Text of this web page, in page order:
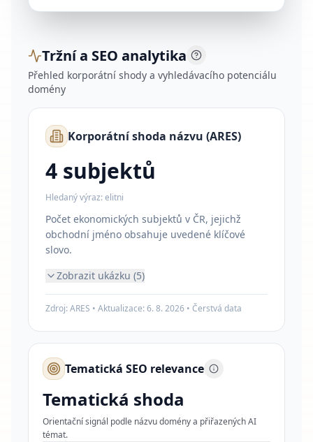
Tržní a SEO analytika
Přehled korporátní shody a vyhledávacího potenciálu
domény
Korporátní shoda názvu (ARES)
4 subjektů
Hledaný výraz:elitni
Počet ekonomických subjektů v ČR, jejichž
obchodní jméno obsahuje uvedené klíčové
slovo.
Zobrazit ukázku (5)
Zdroj: ARES • Aktualizace:6. 8. 2026 • Čerstvá data
Tematická SEO relevance
Tematická shoda
Orientační signál podle názvu domény a přiřazených AI
témat.